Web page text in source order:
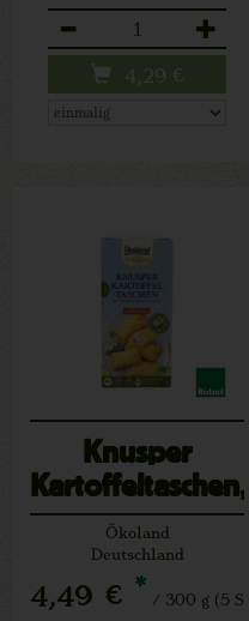
4,29 €
Knusper
Kartoffeltaschen,
TK
Ökoland
Deutschland
4,49 € * / 300 g (5 S